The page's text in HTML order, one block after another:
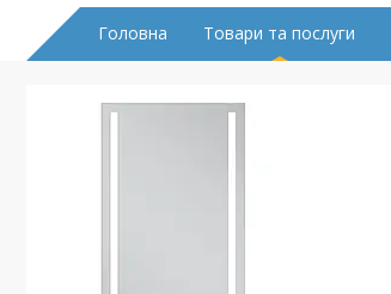
Головна Товари та послуги